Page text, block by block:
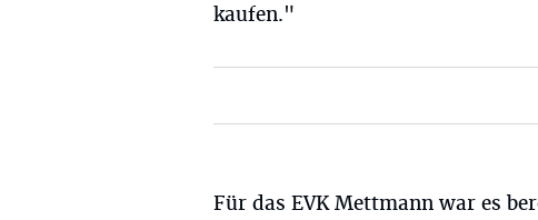
kaufen."
Für das EVK Mettmann war es